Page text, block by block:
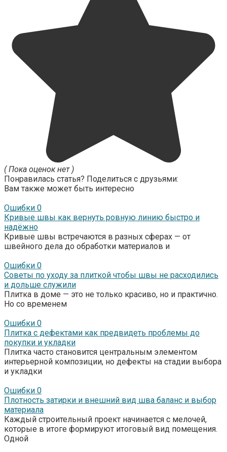
( Пока оценок нет )
Понравилась статья? Поделиться с друзьями:
Вам также может быть интересно
Ошибки 0
Кривые швы как вернуть ровную линию быстро и
надёжно
Кривые швы встречаются в разных сферах — от
швейного дела до обработки материалов и
Ошибки 0
Советы по уходу за плиткой чтобы швы не расходились
и дольше служили
Плитка в доме — это не только красиво, но и практично.
Но со временем
Ошибки 0
Плитка с дефектами как предвидеть проблемы до
покупки и укладки
Плитка часто становится центральным элементом
интерьерной композиции, но дефекты на стадии выбора
и укладки
Ошибки 0
Плотность затирки и внешний вид шва баланс и выбор
материала
Каждый строительный проект начинается с мелочей,
которые в итоге формируют итоговый вид помещения.
Одной